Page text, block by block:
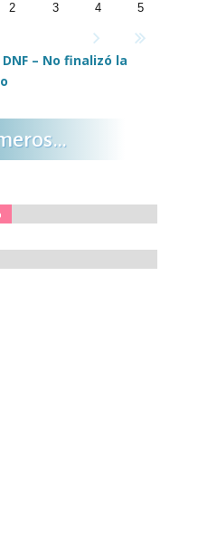
2 3 4 5
– No finalizó la